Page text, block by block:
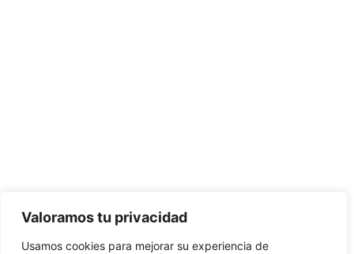
Valoramos tu privacidad
Usamos cookies para mejorar su experiencia de